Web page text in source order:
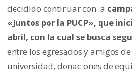
decidido continuar con la
«Juntos por la PUCP», que
abril, con la cual se busca
entre los egresados y amigos
universidad, donaciones de